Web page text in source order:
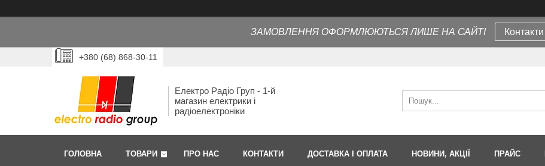
ЗАМОВЛЕННЯ ОФОРМЛЮЮТЬСЯ ЛИШЕ НА САЙТІ Контакти
+380 (68) 868-30-11
Електро Радіо Груп - 1-й
магазин електрики і
радіоелектроніки
ГОЛОВНА ТОВАРИ ПРО НАС КОНТАКТИ ДОСТАВКА І ОПЛАТА НОВИНИ, АКЦІЇ ПРАЙС